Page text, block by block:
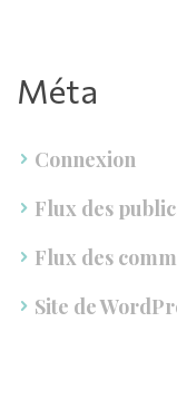
Méta
Connexion
Flux des
Flux des
Site de